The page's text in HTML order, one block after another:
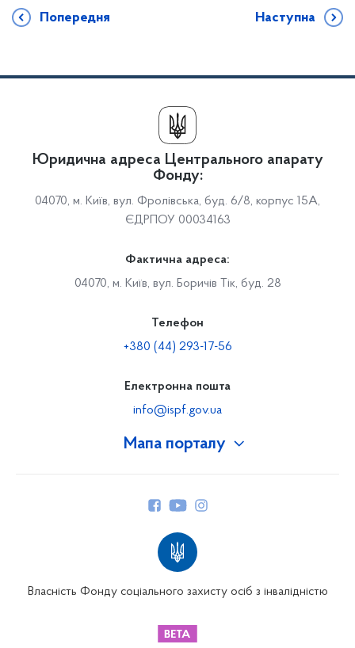
Попередня Наступна
Мапа порталу
Юридична адреса Центрального апарату
Фонду:
04070, м. Київ, вул. Фролівська, буд. 6/8, корпус 15А,
ЄДРПОУ 00034163
Фактична адреса:
04070, м. Київ, вул. Боричів Тік, буд. 28
Телефон
+380 (44) 293-17-56
Електронна пошта
info@ispf.gov.ua
Власність Фонду соціального захисту осіб з інвалідністю